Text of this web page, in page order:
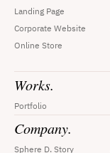
Landing Page
Corporate Website
Online Store
Works.
Portfolio
Company.
Sphere D. Story